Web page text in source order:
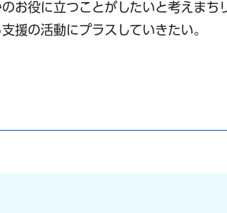
のお役に立つことがしたいと考えまち
援の活動にプラスしていきたい。